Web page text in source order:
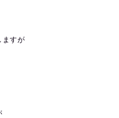
ますが